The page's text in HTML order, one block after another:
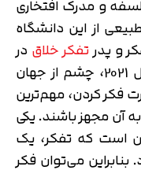
و مدرک افتخاری
از این دانشگاه
و پدرتفکر خلاق در
جهان شناخته می‌شود. وی در سال 2021، چشم از جهان
فکر کردن، مهم‌ترین
آن مجهز باشند. یکی
است که تفکر، یک
می‌توان فکر